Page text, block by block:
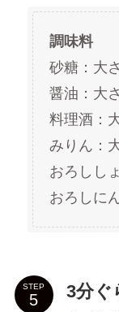
調味料
砂糖：大
醤油：大
料理酒：
みりん：
おろしし
おろしに
STEP
3分ぐ